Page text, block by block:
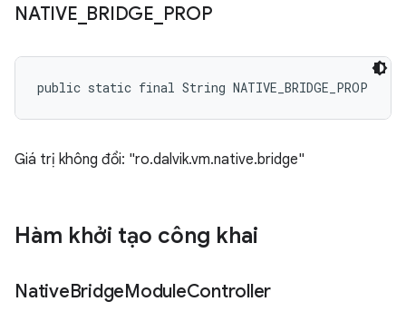
NATIVE BRIDGE PROP
public static final String NATIVE_BRIDGE_PROP
Giá trị không đổi: "ro.dalvik.vm.native.bridge"
Hàm khởi tạo công khai
NativeBridgeModuleController